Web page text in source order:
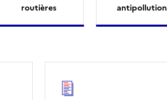
routières
antipollution